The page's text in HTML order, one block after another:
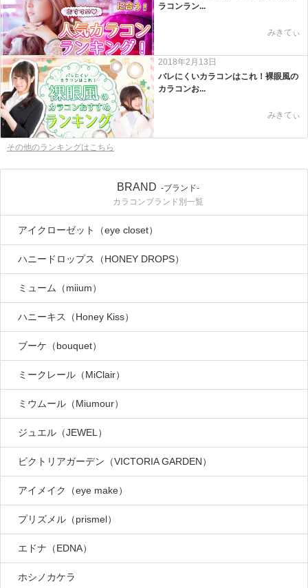
ラコンラン...
みきてぃ
2018年2月13日
バレにくいカラコンはこれ！裸眼風の
カラコンお...
みきてぃ
その他のランキングはこちら
BRAND -ブランド-
カラコンブランド別一覧
アイクローゼット（eye closet）
ハニードロップス（HONEY DROPS）
ミューム（miium）
ハニーキス（Honey Kiss）
ブーケ（bouquet）
ミークレール（MiClair）
ミウムール（Miumour）
ジュエル（JEWEL）
ビクトリアガーデン（VICTORIA GARDEN）
アイメイク（eye make）
プリズメル（prismel）
エドナ（EDNA）
ホシノカケラ